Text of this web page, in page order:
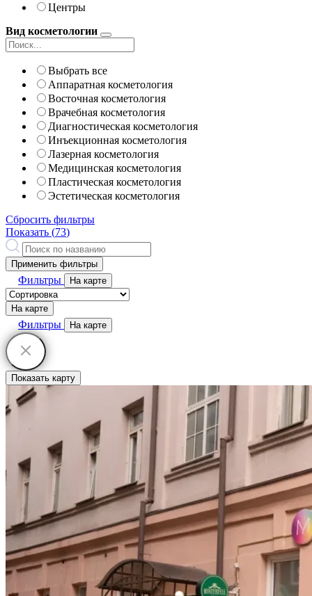
Центры
Вид косметологии
Выбрать все
Аппаратная косметология
Восточная косметология
Врачебная косметология
Диагностическая косметология
Инъекционная косметология
Лазерная косметология
Медицинская косметология
Пластическая косметология
Эстетическая косметология
Сбросить фильтры
Показать (73)
Применить фильтры
Фильтры На карте
На карте
Фильтры На карте
Показать карту